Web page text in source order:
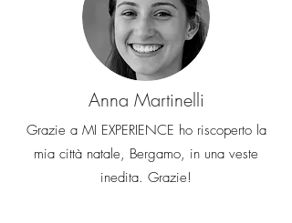
Anna Martinelli
Grazie a MI EXPERIENCE ho riscoperto la
mia città natale, Bergamo, in una veste
inedita. Grazie!